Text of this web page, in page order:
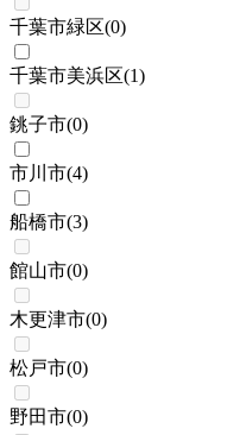
千葉市緑区(0)
千葉市美浜区(1)
銚子市(0)
市川市(4)
船橋市(3)
館山市(0)
木更津市(0)
松戸市(0)
野田市(0)